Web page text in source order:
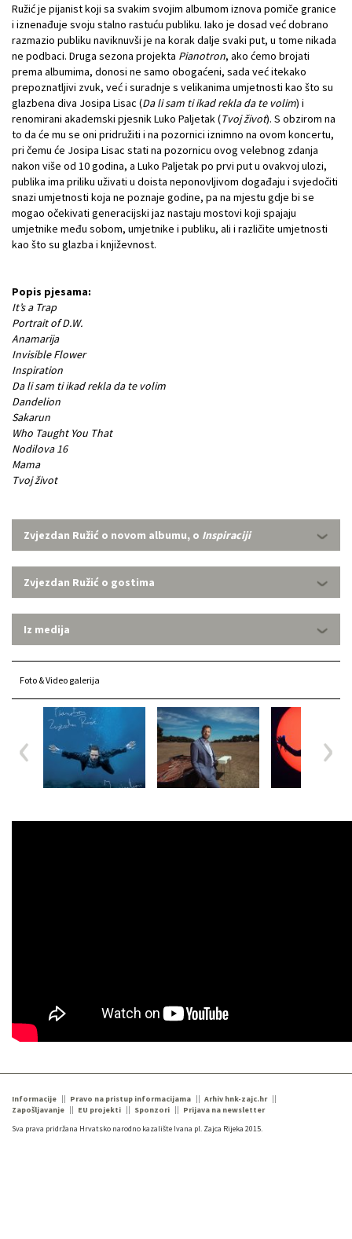
Ružić je pijanist koji sa svakim svojim albumom iznova pomiče granice
i iznenađuje svoju stalno rastuću publiku. Iako je dosad već dobrano
razmazio publiku naviknuvši je na korak dalje svaki put, u tome nikada
ne podbaci. Druga sezona projekta Pianotron, ako ćemo brojati
prema albumima, donosi ne samo obogaćeni, sada već itekako
prepoznatljivi zvuk, već i suradnje s velikanima umjetnosti kao što su
glazbena diva Josipa Lisac (Da li sam ti ikad rekla da te volim) i
renomirani akademski pjesnik Luko Paljetak (Tvoj život). S obzirom na
to da će mu se oni pridružiti i na pozornici iznimno na ovom koncertu,
pri čemu će Josipa Lisac stati na pozornicu ovog velebnog zdanja
nakon više od 10 godina, a Luko Paljetak po prvi put u ovakvoj ulozi,
publika ima priliku uživati u doista neponovljivom događaju i svjedočiti
snazi umjetnosti koja ne poznaje godine, pa na mjestu gdje bi se
mogao očekivati generacijski jaz nastaju mostovi koji spajaju
umjetnike među sobom, umjetnike i publiku, ali i različite umjetnosti
kao što su glazba i književnost.
Popis pjesama:
It’s a Trap
Portrait of D.W.
Anamarija
Invisible Flower
Inspiration
Da li sam ti ikad rekla da te volim
Dandelion
Sakarun
Who Taught You That
Nodilova 16
Mama
Tvoj život
Zvjezdan Ružić o novom albumu, o Inspiraciji
Zvjezdan Ružić o gostima
Iz medija
Foto & Video galerija
Informacije Pravo na pristup informacijama
Arhiv hnk-zajc.hr
Zapošljavanje
EU projekti Sponzori
Prijava na newsletter
Sva prava pridržana Hrvatsko narodno kazalište Ivana pl. Zajca Rijeka 2015.